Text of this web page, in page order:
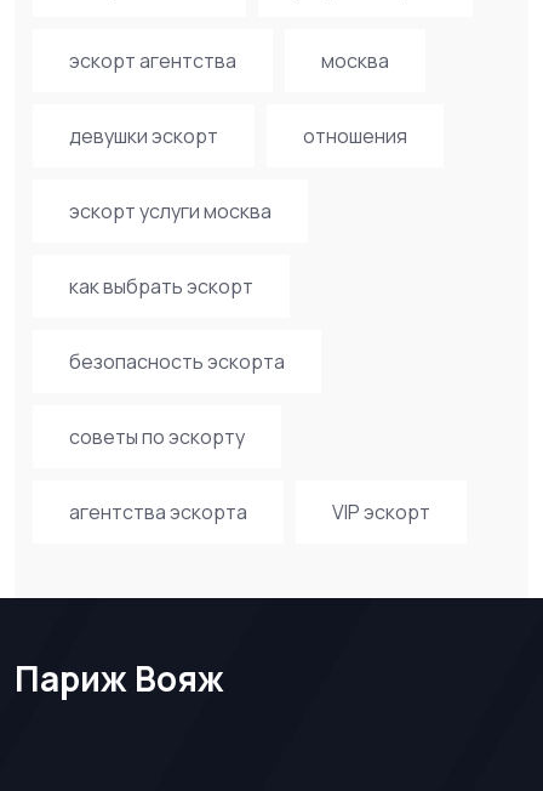
эскорт агентства москва
девушки эскорт отношения
эскорт услуги москва
как выбрать эскорт
безопасность эскорта
советы по эскорту
агентства эскорта VIP эскорт
Париж Вояж